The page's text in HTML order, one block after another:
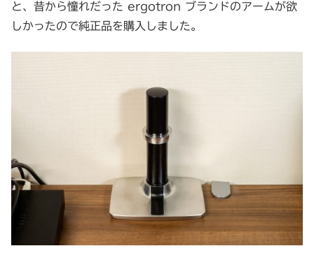
と、昔から憧れだった ergotron ブランドのアームが欲
しかったので純正品を購入しました。